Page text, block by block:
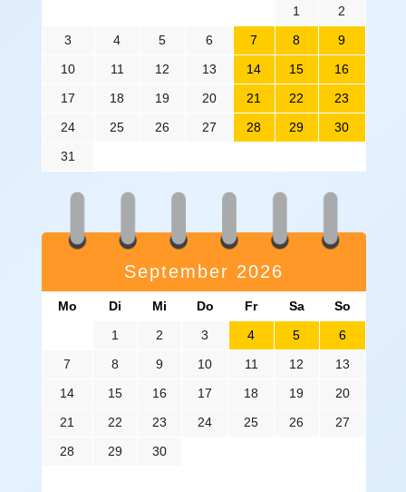
1
2
3
4 5 6 7 8
9
10
11 12 13 14 15
16
17
18 19 20 21 22
23
24
25 26 27 28 29
30
31
September 2026
Mo Di Mi Do Fr Sa
So
1
2 3 4 5
6
7
8 9 10 11 12
13
14
15 16 17 18 19
20
21
22 23 24 25 26
27
28
29 30